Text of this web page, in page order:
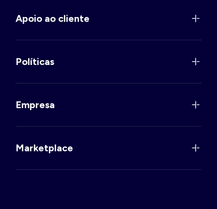
Apoio ao cliente
Políticas
Empresa
Marketplace